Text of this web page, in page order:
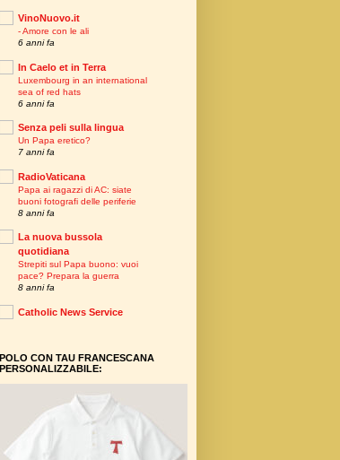
VinoNuovo.it
- Amore con le ali
6 anni fa
In Caelo et in Terra
Luxembourg in an international
sea of red hats
6 anni fa
Senza peli sulla lingua
Un Papa eretico?
7 anni fa
RadioVaticana
Papa ai ragazzi di AC: siate
buoni fotografi delle periferie
8 anni fa
La nuova bussola
quotidiana
Strepiti sul Papa buono: vuoi
pace? Prepara la guerra
8 anni fa
Catholic News Service
POLO CON TAU FRANCESCANA
PERSONALIZZABILE: